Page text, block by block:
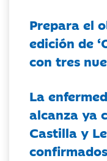
Prepara el
edición de
con tres
La
alcanza ya
Castilla y
confirmados